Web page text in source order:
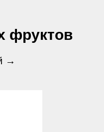
фруктов
→